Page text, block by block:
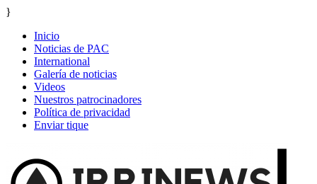
}
Inicio
Noticias de PAC
International
Galería de noticias
Videos
Nuestros patrocinadores
Política de privacidad
Enviar tique